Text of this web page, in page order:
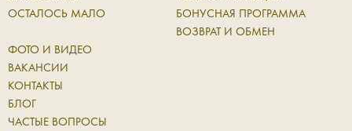
ОСТАЛОСЬ МАЛО
БОНУСНАЯ ПРОГРАММА
ВОЗВРАТ И ОБМЕН
ФОТО И ВИДЕО
ВАКАНСИИ
КОНТАКТЫ
БЛОГ
ЧАСТЫЕ ВОПРОСЫ